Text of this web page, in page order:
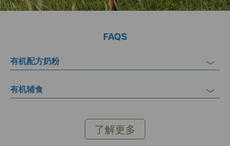
FAQS
有机配方奶粉
有机辅食
了解更多